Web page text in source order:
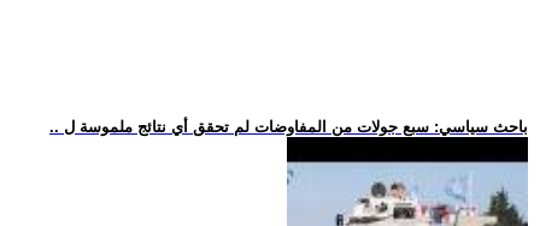
.. باحث سياسي: سبع جولات من المفاوضات لم تحقق أي نتائج ملموسة ل